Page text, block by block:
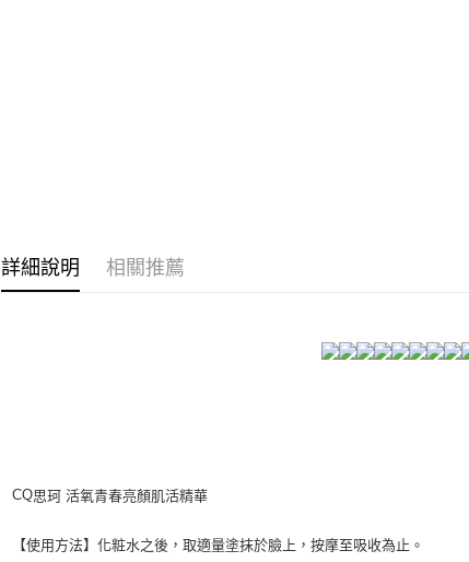
詳細說明 相關推薦
CQ思珂 活氧青春亮顏肌活精華
【使用方法】化粧水之後，取適量塗抹於臉上，按摩至吸收為止。